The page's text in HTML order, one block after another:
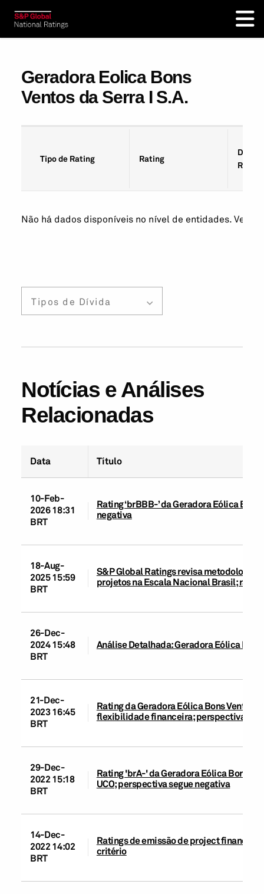
Geradora Eolica Bons
Ventos da Serra I S.A.
Tipo de Rating Rating
Data
Rating
Não há dados disponíveis no nível de entidades. Veja
Tipos de Dívida
Notícias e Análises
Relacionadas
Data Título
10-Feb-
2026 18:31
BRT
Rating ‘brBBB-’ da Geradora Eólica
negativa
18-Aug-
2025 15:59
BRT
S&P Global Ratings revisa
projetos na Escala Nacional Brasil;
26-Dec-
2024 15:48
BRT
Análise Detalhada: Geradora Eólica Bons
21-Dec-
2023 16:45
BRT
Rating da Geradora Eólica Bons Ventos
flexibilidade financeira; perspectiva
29-Dec-
2022 15:18
BRT
Rating 'brA-' da Geradora Eólica Bons
UCO; perspectiva segue negativa
14-Dec-
2022 14:02
BRT
Ratings de emissão de project finance
critério